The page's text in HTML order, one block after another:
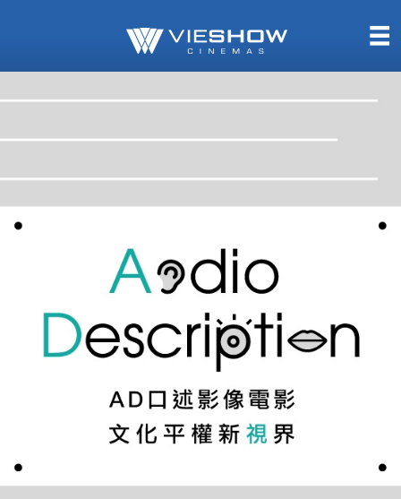
即將上映
TITAN SCREEN
VR 演唱會
GOLD CLASS
AD口述影像
影城餐飲
影城活動